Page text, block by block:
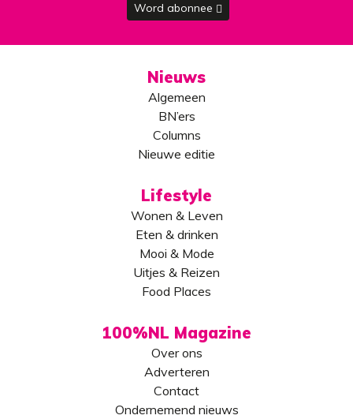
Word abonnee
Nieuws
Algemeen
BN’ers
Columns
Nieuwe editie
Lifestyle
Wonen & Leven
Eten & drinken
Mooi & Mode
Uitjes & Reizen
Food Places
100%NL Magazine
Over ons
Adverteren
Contact
Ondernemend nieuws